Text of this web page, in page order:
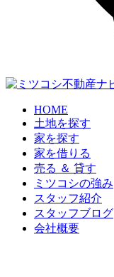
HOME
土地を探す
家を探す
家を借りる
売る ＆ 貸す
ミツコシの強み
スタッフ紹介
スタッフブログ
会社概要